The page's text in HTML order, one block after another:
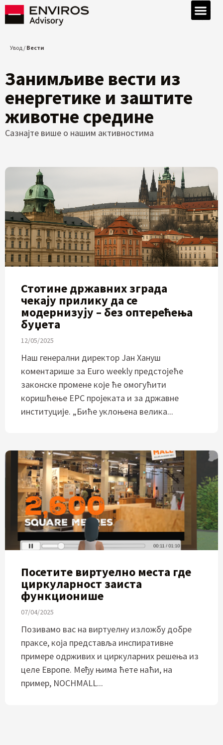
Увод / Вести
Занимљиве вести из
енергетике и заштите
животне средине
Сазнајте више о нашим активностима
Стотине државних зграда
чекају прилику да се
модернизују – без оптерећења
буџета
12/05/2025
Наш генерални директор Јан Хануш
коментарише за Euro weekly предстојеће
законске промене које ће омогућити
коришћење EPC пројеката и за државне
институције. „Биће уклоњена велика...
Посетите виртуелно места где
циркуларност заиста
функционише
07/04/2025
Позивамо вас на виртуелну изложбу добре
праксе, која представља инспиративне
примере одрживих и циркуларних решења из
целе Европе. Међу њима ћете наћи, на
пример, NOCHMALL...